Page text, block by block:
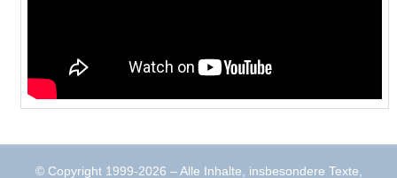
© Copyright 1999-2026 – Alle Inhalte, insbesondere Texte,